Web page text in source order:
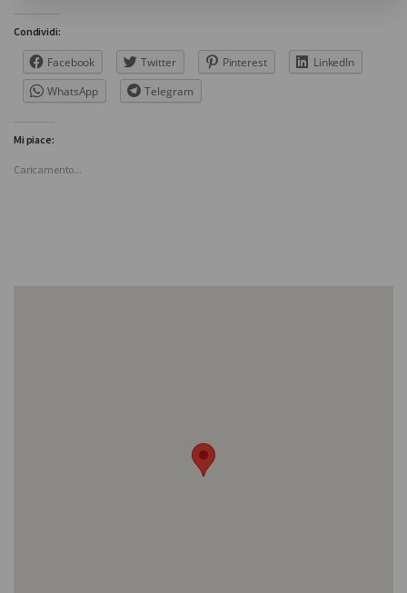
Condividi:
Facebook Twitter Pinterest
LinkedIn
WhatsApp
Telegram
Mi piace:
Caricamento...